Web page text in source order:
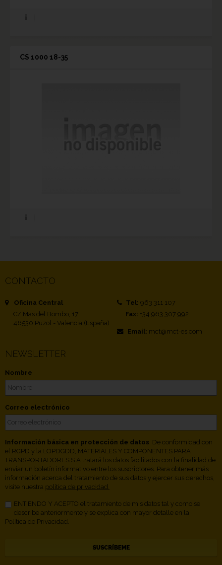
CS 1000 18-35
CONTACTO
Oficina Central
C/ Mas del Bombo, 17
46530 Puzol - Valencia (España)
Tel: 963 311 107
Fax: +34 963 307 992
Email: mct@mct-es.com
NEWSLETTER
Nombre
Correo electrónico
Información básica en protección de datos . De conformidad con
el RGPD y la LOPDGDD, MATERIALES Y COMPONENTES PARA
TRANSPORTADORES S.A tratará los datos facilitados con la finalidad de
enviar un boletín informativo entre los suscriptores. Para obtener más
información acerca del tratamiento de sus datos y ejercer sus derechos,
visite nuestra política de privacidad.
ENTIENDO Y ACEPTO el tratamiento de mis datos tal y como se
describe anteriormente y se explica con mayor detalle en la
Política de Privacidad.